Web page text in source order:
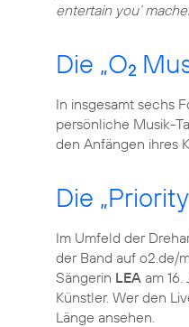
entertain you‘
Die „O2
In insgesamt sechs
persönliche Musik-
den Anfängen ihres
Die
Im Umfeld der
der Band auf o2.de/
Sängerin LEA am
Künstler. Wer den
Länge ansehen.